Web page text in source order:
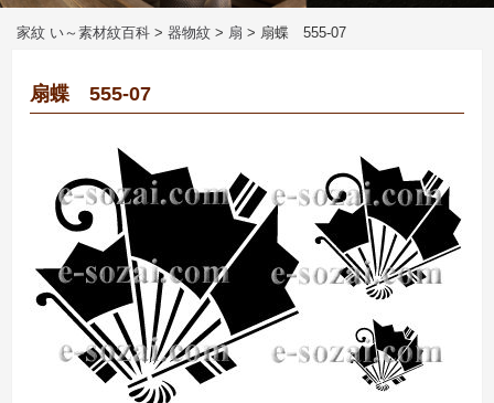
家紋 い～素材紋百科 > 器物紋 > 扇 > 扇蝶 555-07
扇蝶 555-07